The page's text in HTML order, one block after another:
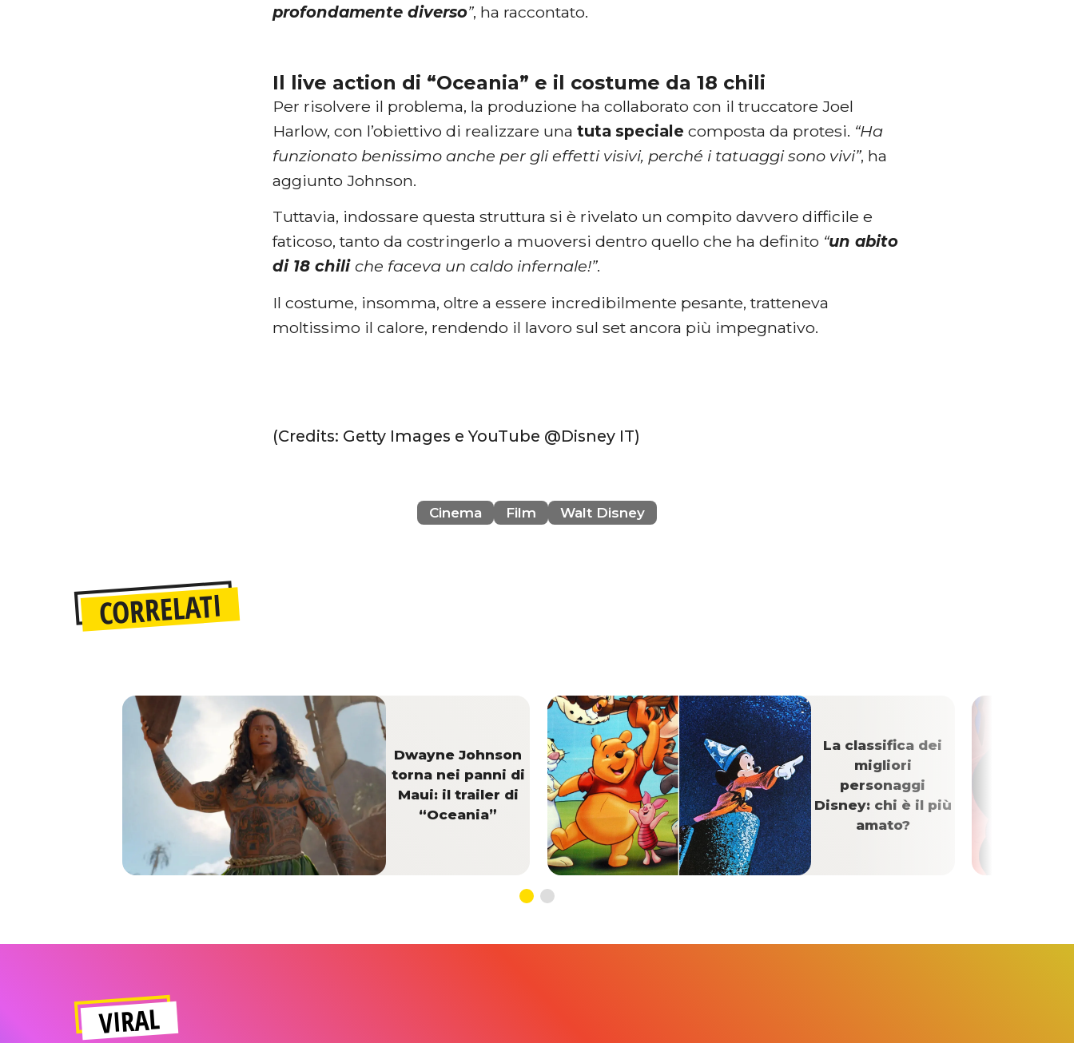
profondamente diverso”, ha raccontato.
Il live action di “Oceania” e il costume da 18 chili
Per risolvere il problema, la produzione ha collaborato con il truccatore Joel
Harlow, con l’obiettivo di realizzare unatuta speciale composta da protesi. “Ha
funzionato benissimo anche per gli effetti visivi, perché i tatuaggi sono vivi”, ha
aggiunto Johnson.
Tuttavia, indossare questa struttura si è rivelato un compito davvero difficile e
faticoso, tanto da costringerlo a muoversi dentro quello che ha definito “un abito
di 18 chiliche faceva un caldo infernale!”.
Il costume, insomma, oltre a essere incredibilmente pesante, tratteneva
moltissimo il calore, rendendo il lavoro sul set ancora più impegnativo.
(Credits: Getty Images e YouTube @Disney IT)
Cinema Film Walt Disney
CORRELATI
Dwayne Johnson
torna nei panni di
Maui: il trailer di
“Oceania”
La classifica dei
migliori
personaggi
Disney: chi è il più
amato?
VIRAL